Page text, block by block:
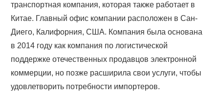
транспортная компания, которая также работает в
Китае. Главный офис компании расположен в Сан-
Диего, Калифорния, США. Компания была основана
в 2014 году как компания по логистической
поддержке отечественных продавцов электронной
коммерции, но позже расширила свои услуги, чтобы
удовлетворить потребности импортеров.